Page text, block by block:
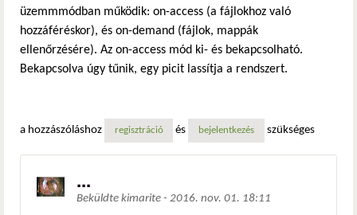
üzemmmódban működik: on-access (a fájlokhoz való
hozzáféréskor), és on-demand (fájlok, mappák
ellenőrzésére). Az on-access mód ki- és bekapcsolható.
Bekapcsolva úgy tűnik, egy picit lassítja a rendszert.
a hozzászóláshoz regisztráció és bejelentkezés szükséges
...
Beküldte kimarite - 2016. nov. 01. 18:11